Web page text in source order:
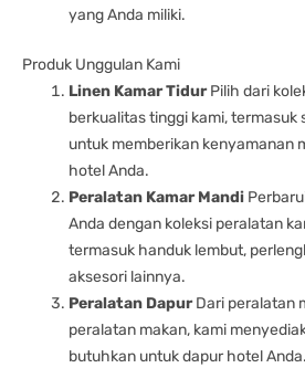
yang Anda miliki.
Produk Unggulan Kami
Linen Kamar TidurPilih dari
berkualitas tinggi kami, termasuk
untuk memberikan kenyamanan
hotel Anda.
Peralatan Kamar Mandi
Anda dengan koleksi peralatan
termasuk handuk lembut,
aksesori lainnya.
Peralatan DapurDari peralatan
peralatan makan, kami
butuhkan untuk dapur hotel Anda.